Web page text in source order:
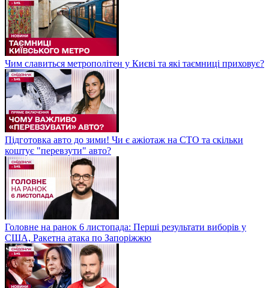
Чим славиться метрополітен у Києві та які таємниці приховує?
Підготовка авто до зими! Чи є ажіотаж на СТО та скільки
коштує "перевзути" авто?
Головне на ранок 6 листопада: Перші результати виборів у
США, Ракетна атака по Запоріжжю